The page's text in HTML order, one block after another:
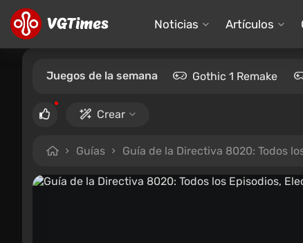
Noticias Artículos
Juegos de la semana Gothic 1 Remake
Crear
Guías Guía de la Directiva 8020: Todos